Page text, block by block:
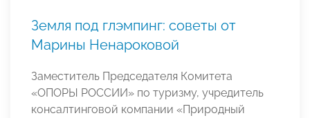
Земля под глэмпинг: советы от
Марины Ненароковой
Заместитель Председателя Комитета
«ОПОРЫ РОССИИ» по туризму, учредитель
консалтинговой компании «Природный